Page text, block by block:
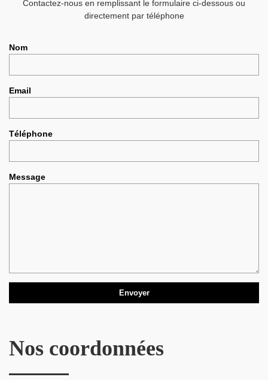
Contactez-nous en remplissant le formulaire ci-dessous ou
directement par téléphone
Nom
Email
Téléphone
Message
Nos coordonnées